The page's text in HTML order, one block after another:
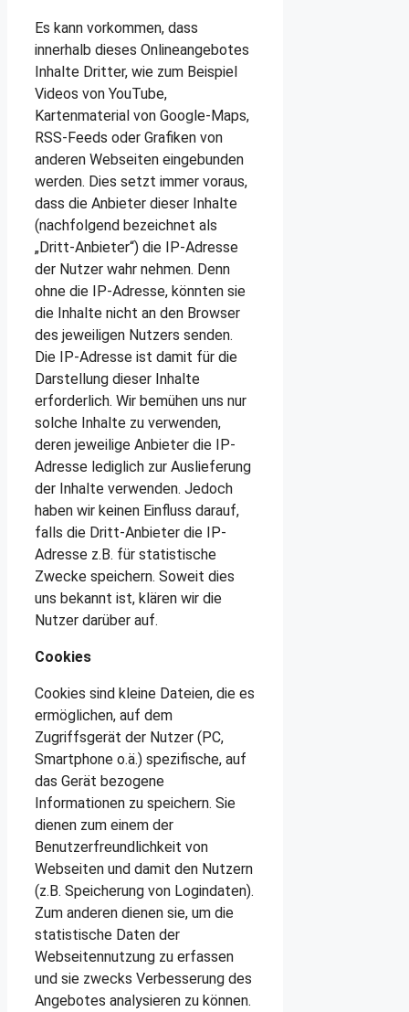
Es kann vorkommen, dass
innerhalb dieses Onlineangebotes
Inhalte Dritter, wie zum Beispiel
Videos von YouTube,
Kartenmaterial von Google-Maps,
RSS-Feeds oder Grafiken von
anderen Webseiten eingebunden
werden. Dies setzt immer voraus,
dass die Anbieter dieser Inhalte
(nachfolgend bezeichnet als
„Dritt-Anbieter“) die IP-Adresse
der Nutzer wahr nehmen. Denn
ohne die IP-Adresse, könnten sie
die Inhalte nicht an den Browser
des jeweiligen Nutzers senden.
Die IP-Adresse ist damit für die
Darstellung dieser Inhalte
erforderlich. Wir bemühen uns nur
solche Inhalte zu verwenden,
deren jeweilige Anbieter die IP-
Adresse lediglich zur Auslieferung
der Inhalte verwenden. Jedoch
haben wir keinen Einfluss darauf,
falls die Dritt-Anbieter die IP-
Adresse z.B. für statistische
Zwecke speichern. Soweit dies
uns bekannt ist, klären wir die
Nutzer darüber auf.
Cookies
Cookies sind kleine Dateien, die es
ermöglichen, auf dem
Zugriffsgerät der Nutzer (PC,
Smartphone o.ä.) spezifische, auf
das Gerät bezogene
Informationen zu speichern. Sie
dienen zum einem der
Benutzerfreundlichkeit von
Webseiten und damit den Nutzern
(z.B. Speicherung von Logindaten).
Zum anderen dienen sie, um die
statistische Daten der
Webseitennutzung zu erfassen
und sie zwecks Verbesserung des
Angebotes analysieren zu können.